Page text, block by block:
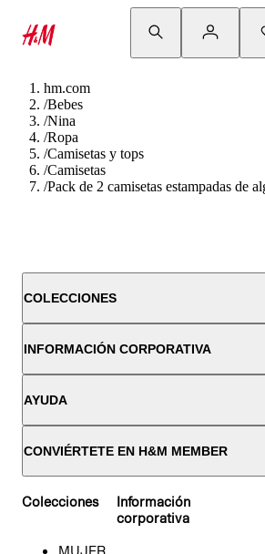
hm.com
/Bebes
/Nina
/Ropa
/Camisetas y tops
/Camisetas
/Pack de 2 camisetas estampadas de
COLECCIONES
INFORMACIÓN CORPORATIVA
AYUDA
CONVIÉRTETE EN H&M MEMBER
Colecciones
Información
corporativa